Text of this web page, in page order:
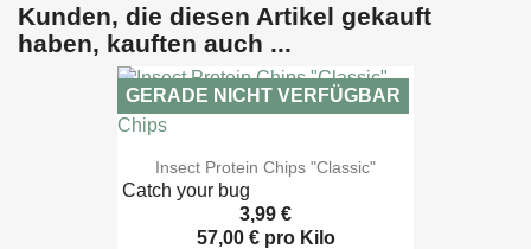
Kunden, die diesen Artikel gekauft
haben, kauften auch ...
 Vorschau
Insect Protein Chips "Classic"
Catch your bug
3,99 €
57,00 € pro Kilo
GERADE NICHT VERFÜGBAR